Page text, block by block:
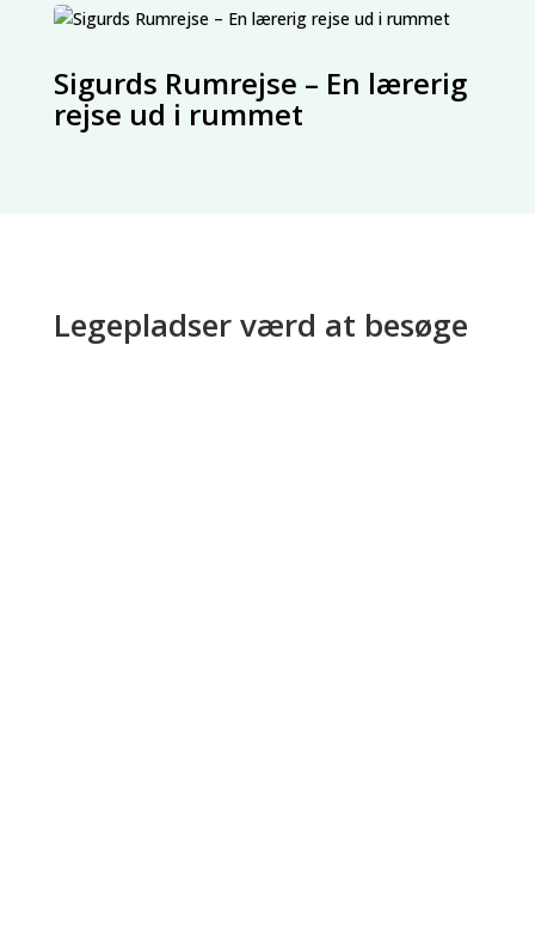
Sigurds Rumrejse – En lærerig
rejse ud i rummet
Legepladser værd at besøge